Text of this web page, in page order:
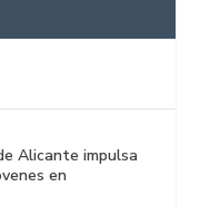
Alicante impulsa
en